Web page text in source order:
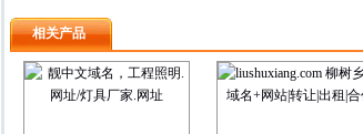
相关产品